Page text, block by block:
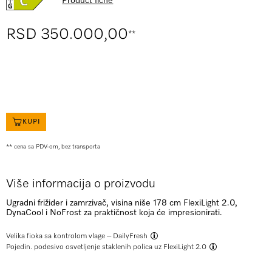
RSD 350.000,00**
KUPI
** cena sa PDV-om, bez transporta
Više informacija o proizvodu
Ugradni frižider i zamrzivač, visina niše 178 cm FlexiLight 2.0,
DynaCool i NoFrost za praktičnost koja će impresionirati.
Velika fioka sa kontrolom vlage – DailyFresh
Pojedin. podesivo osvetljenje staklenih polica uz FlexiLight 2.0